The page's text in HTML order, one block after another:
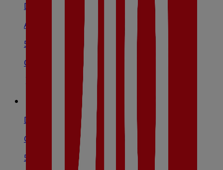
Dia
Avenida Fernando Calzadilla, 12, Badajoz
541 m
Cerrado
Dia
Calle Héroes De Cascorro, 9, Badajoz
565 m